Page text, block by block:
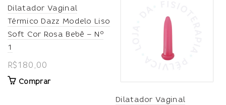
Dilatador Vaginal
Térmico Dazz Modelo Liso
Soft Cor Rosa Bebê – Nº
1
R$180,00
Comprar
Dilatador Vaginal